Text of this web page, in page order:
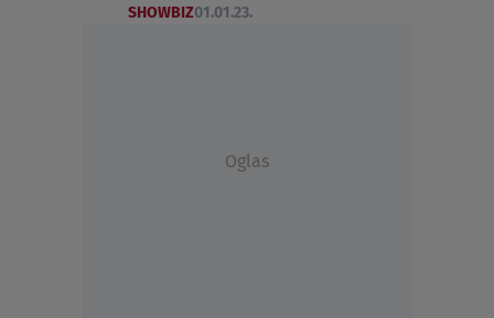
SHOWBIZ01.01.23.
Oglas